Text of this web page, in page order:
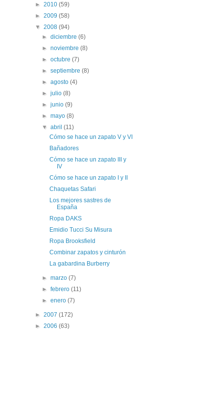
► 2010 (59)
► 2009 (58)
▼ 2008 (94)
►diciembre(6)
►noviembre(8)
►octubre(7)
►septiembre(8)
►agosto(4)
►julio(8)
►junio(9)
►mayo(8)
▼abril(11)
Cómo se hace un zapato V y VI
Bañadores
Cómo se hace un zapato III y
IV
Cómo se hace un zapato I y II
Chaquetas Safari
Los mejores sastres de
España
Ropa DAKS
Emidio Tucci Su Misura
Ropa Brooksfield
Combinar zapatos y cinturón
La gabardina Burberry
►marzo(7)
►febrero(11)
►enero(7)
► 2007 (172)
► 2006 (63)